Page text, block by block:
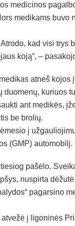
medicinos
medikams
kad visi
koją“, –
atneš
kuriuos
ant medikės,
be brolių.
į
(GMP)
pašėlo.
nuspirta
pagarsino
į ligoninės